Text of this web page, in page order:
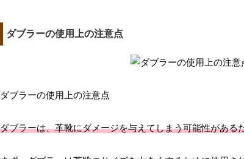
ダブラーの使用上の注意点
ダブラーの使用上の注意点
ダブラーは、革靴にダメージを与えてしまう可能性があ